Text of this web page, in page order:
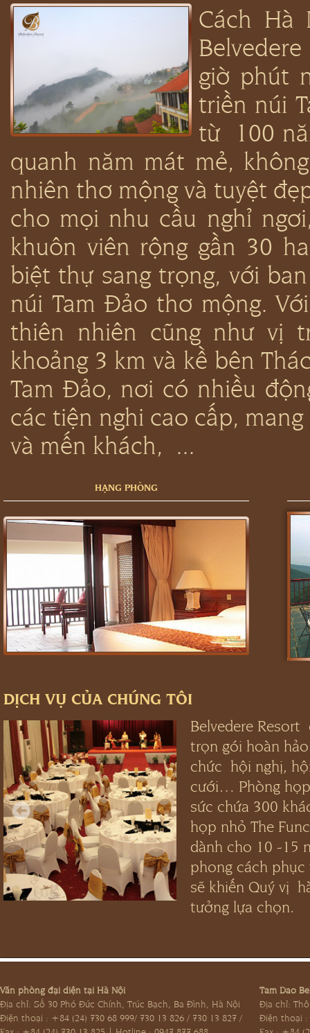
Cách
giờ phút
triền núi
từ 100
quanh năm mát mẻ,
nhiên thơ mộng và tuyệt
cho mọi nhu cầu nghỉ
khuôn viên rộng gần 30
biệt thự sang trọng, với
núi Tam Đảo thơ mộng.
thiên nhiên cũng như vị
khoảng 3 km và kề bên
Tam Đảo, nơi có nhiều
các tiện nghi cao cấp,
và mến khách, ...
HẠNG PHÒNG
DỊCH VỤ CỦA CHÚNG TÔI
Belvedere
trọn gói hoàn
chức hội nghị,
cưới… Phòng
sức chứa 300
họp nhỏ The
dành cho 10 -15
phong cách
sẽ khiến Quý vị
tưởng lựa chọn.
Văn phòng đại diện tại Hà Nội
Địa chỉ: Số 30 Phó Đức Chính, Trúc Bạch, Ba Đình, Hà Nội
Điện thoại : +84 (24) 730 68 999/ 730 13 826 / 730 13 827 /
Tam Dao
Địa chỉ:
Điện thoại :